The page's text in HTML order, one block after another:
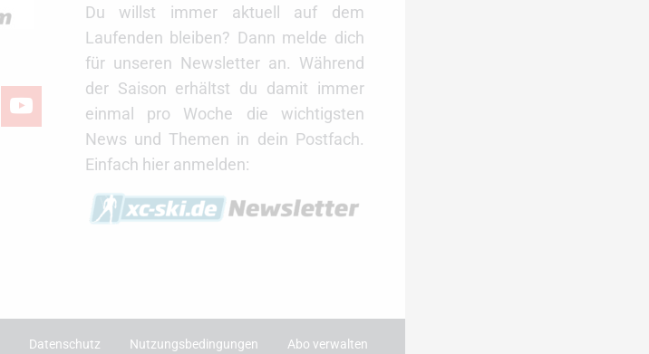
youtube
Du willst immer aktuell auf dem
Laufenden bleiben? Dann melde dich
für unseren Newsletter an. Während
der Saison erhältst du damit immer
einmal pro Woche die wichtigsten
News und Themen in dein Postfach.
Einfach hier anmelden:
Datenschutz Nutzungsbedingungen Abo verwalten